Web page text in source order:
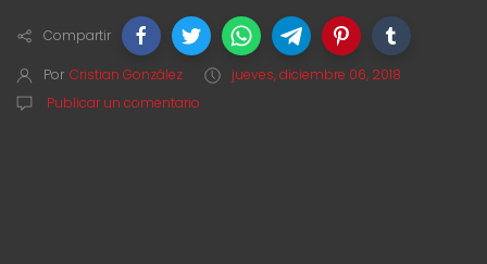
Compartir
Por Cristian González
jueves, diciembre 06, 2018
Publicar un comentario